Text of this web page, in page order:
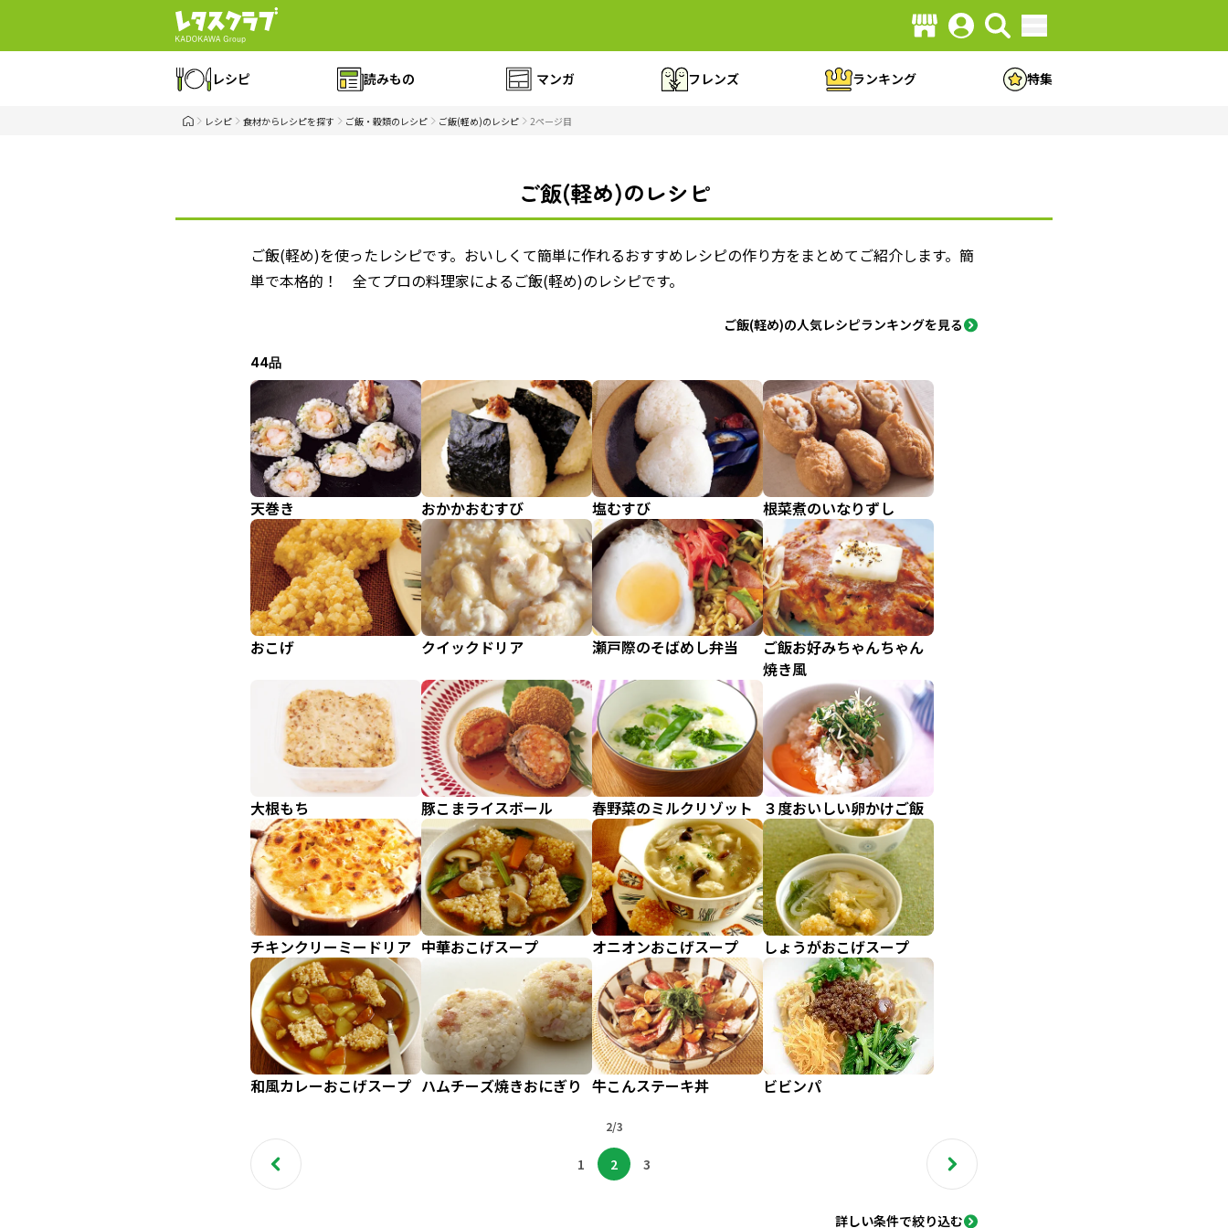
レシピ 読みもの マンガ フレンズ ランキング 特集
レシピ 食材からレシピを探す ご飯・穀類のレシピ ご飯(軽め)のレシピ 2ページ目
ご飯(軽め)のレシピ
ご飯(軽め)を使ったレシピです。おいしくて簡単に作れるおすすめレシピの作り方をまとめてご紹介します。簡
単で本格的！ 全てプロの料理家によるご飯(軽め)のレシピです。
ご飯(軽め)の人気レシピランキングを見る
44品
天巻き おかかおむすび 塩むすび 根菜煮のいなりずし
おこげ クイックドリア 瀬戸際のそばめし弁当
ご飯お好みちゃんちゃん
焼き風
大根もち 豚こまライスボール 春野菜のミルクリゾット ３度おいしい卵かけご飯
チキンクリーミードリア 中華おこげスープ オニオンおこげスープ しょうがおこげスープ
和風カレーおこげスープ ハムチーズ焼きおにぎり 牛こんステーキ丼 ビビンパ
2/3
1 2 3
詳しい条件で絞り込む